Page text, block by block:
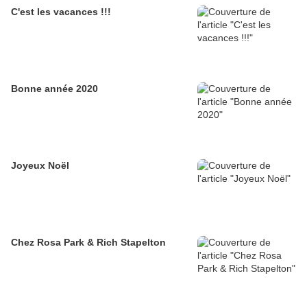
C'est les vacances !!!
Bonne année 2020
Joyeux Noël
Chez Rosa Park & Rich Stapelton